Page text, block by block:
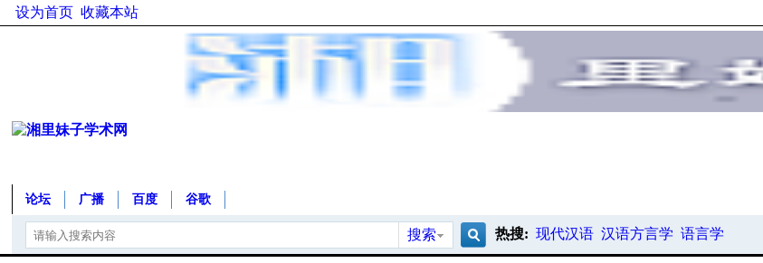
设为首页 收藏本站
论坛 广播 百度 谷歌
搜索 热搜: 现代汉语 汉语方言学 语言学